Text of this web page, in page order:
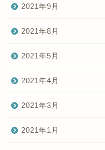
2021年9月
2021年8月
2021年5月
2021年4月
2021年3月
2021年1月